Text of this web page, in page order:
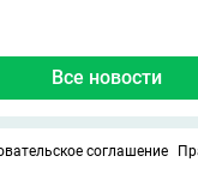
Все новости
соглашение